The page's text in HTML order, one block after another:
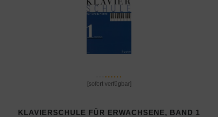
[sofort verfügbar]
KLAVIERSCHULE FÜR ERWACHSENE, BAND 1